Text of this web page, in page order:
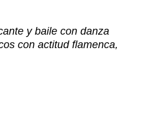
y baile con danza
con actitud flamenca,